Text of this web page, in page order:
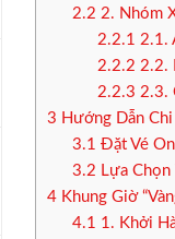
2.2 2. Nhóm
2.2.1 2.1.
2.2.2 2.2.
2.2.3 2.3.
3 Hướng Dẫn
3.1 Đặt Vé
3.2 Lựa Chọn
4 Khung Giờ
4.1 1. Khởi